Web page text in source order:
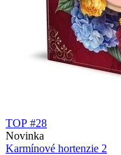
TOP #28
Novinka
Karmínové hortenzie 2